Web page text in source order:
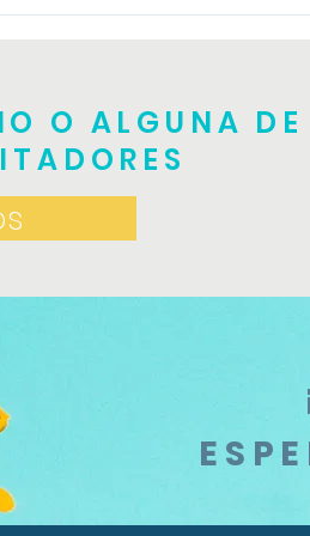
O ALGUNA DE